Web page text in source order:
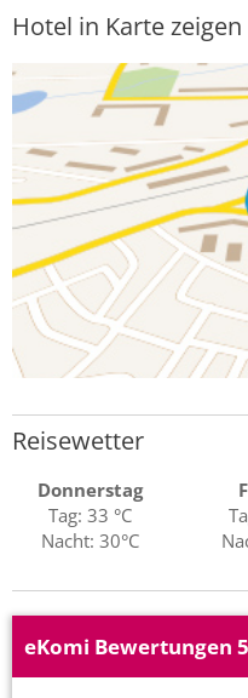
Hotel in Karte zeigen
Reisewetter
Donnerstag
Tag: 33 °C
Nacht: 30°C
eKomi Bewertungen